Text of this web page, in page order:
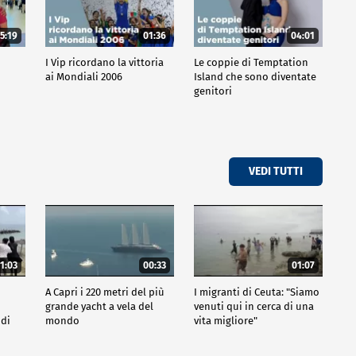
01:36
I Vip ricordano la vittoria
ai Mondiali 2006
04:01
Le coppie di Temptation
Island che sono diventate
genitori
VEDI TUTTI
00:33
A Capri i 220 metri del più
grande yacht a vela del
mondo
01:07
I migranti di Ceuta: "Siamo
venuti qui in cerca di una
vita migliore"